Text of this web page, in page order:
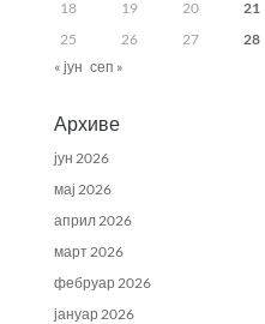
18 19 20 21
25
26 27 28
« јун сеп »
Архиве
јун 2026
мај 2026
април 2026
март 2026
фебруар 2026
јануар 2026